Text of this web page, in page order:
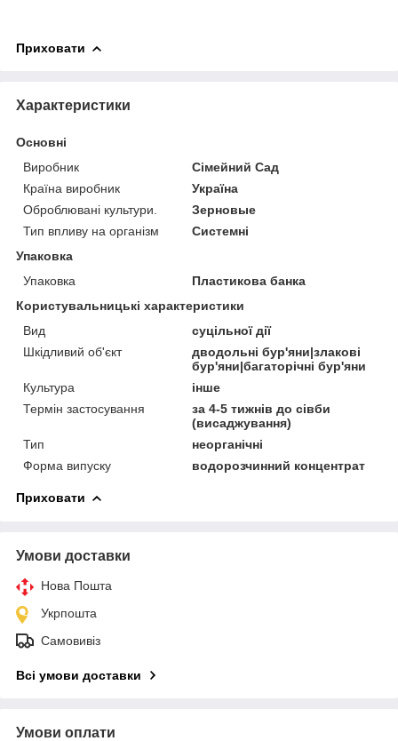
Приховати
Характеристики
Основні
Виробник
Сімейний Сад
Країна виробник
Україна
Оброблювані культури.
Зерновые
Тип впливу на організм
Системні
Упаковка
Упаковка
Пластикова банка
Користувальницькі характеристики
Вид
суцільної дії
Шкідливий об'єкт
дводольні бур'яни|злакові
бур'яни|багаторічні бур'яни
Культура
інше
Термін застосування
за 4-5 тижнів до сівби
(висаджування)
Тип
неорганічні
Форма випуску
водорозчинний концентрат
Приховати
Умови доставки
Нова Пошта
Укрпошта
Самовивіз
Всі умови доставки
Умови оплати